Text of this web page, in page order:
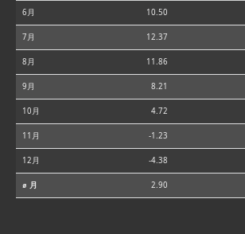
6月 10.50
7月 12.37
8月 11.86
9月 8.21
10月 4.72
11月 -1.23
12月 -4.38
⌀ 月 2.90